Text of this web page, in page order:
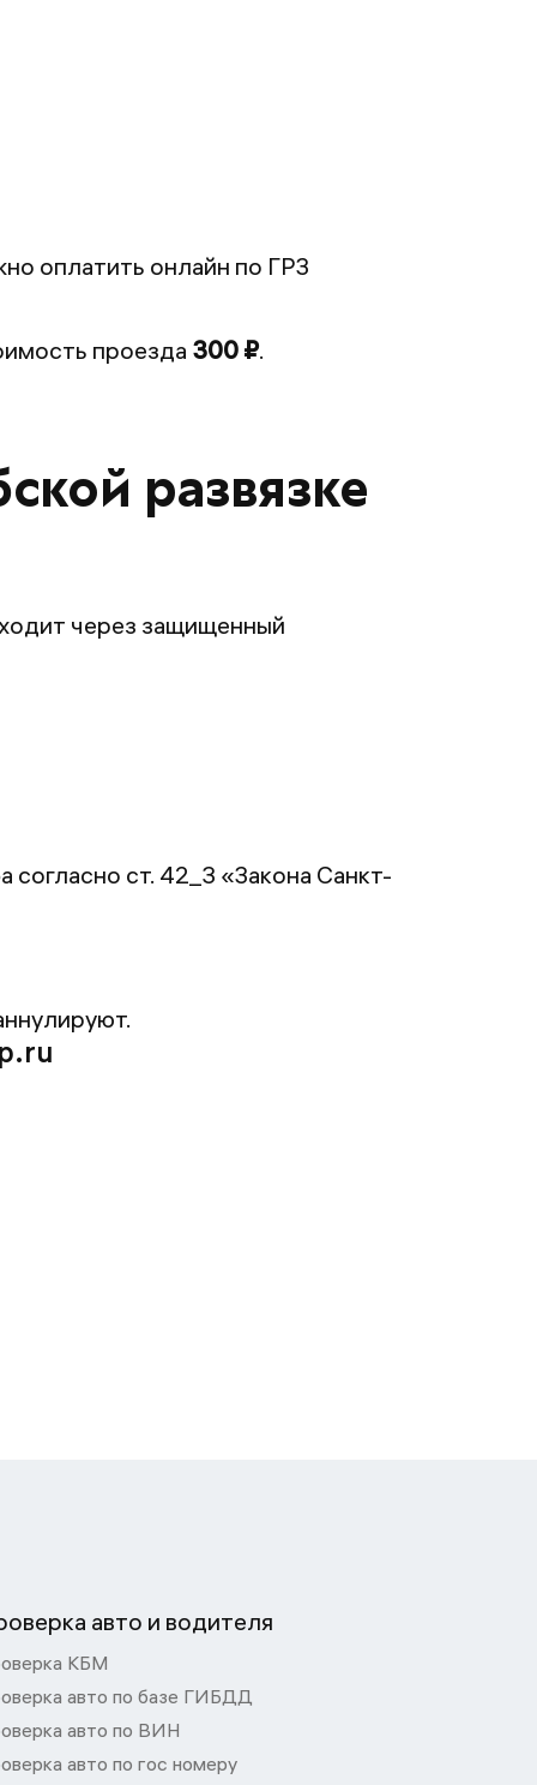
оплатить онлайн по ГРЗ
проезда 300 ₽.
развязке
через защищенный
ст. 42_3 «Закона Санкт-
авто и водителя
КБМ
авто по базе ГИБДД
авто по ВИН
авто по гос номеру